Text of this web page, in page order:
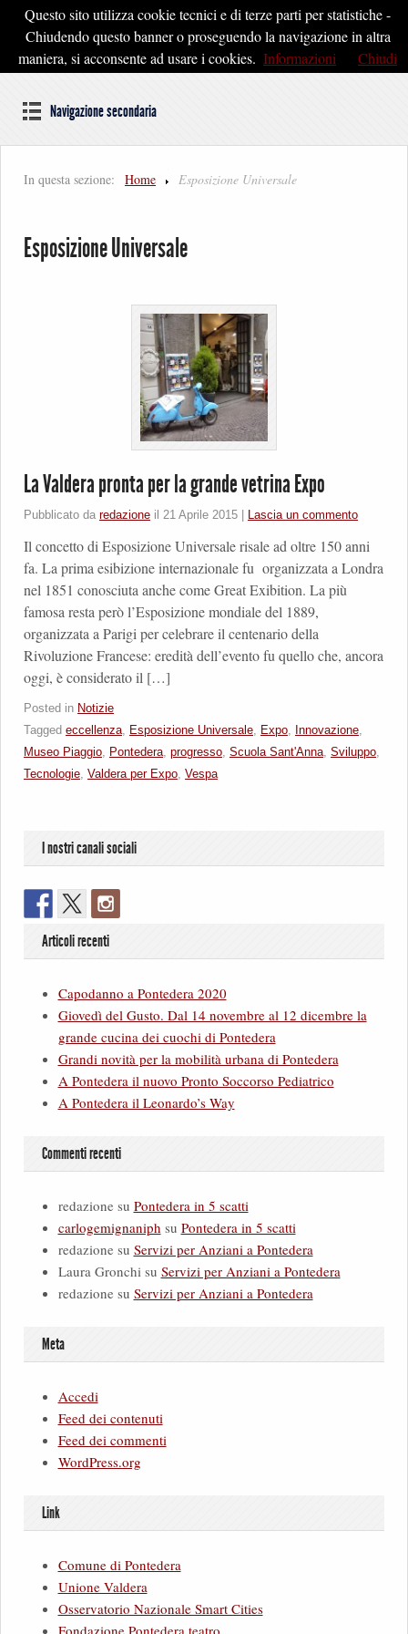
Pontedera2020
Dal cuore della Toscana un'idea di Futuro
Navigazione secondaria
In questa sezione: Home Esposizione Universale
Esposizione Universale
La Valdera pronta per la grande vetrina Expo
Pubblicato da redazione il 21 Aprile 2015 Lascia un commento
Il concetto di Esposizione Universale risale ad oltre 150 anni
fa. La prima esibizione internazionale fu organizzata a Londra
nel 1851 conosciuta anche come Great Exibition. La più
famosa resta però l’Esposizione mondiale del 1889,
organizzata a Parigi per celebrare il centenario della
Rivoluzione Francese: eredità dell’evento fu quello che, ancora
oggi, è considerato il […]
Posted in Notizie
Tagged eccellenza, Esposizione Universale, Expo, Innovazione,
Museo Piaggio, Pontedera, progresso, Scuola Sant'Anna, Sviluppo,
Tecnologie, Valdera per Expo, Vespa
I nostri canali sociali
Articoli recenti
Capodanno a Pontedera 2020
Giovedì del Gusto. Dal 14 novembre al 12 dicembre la
grande cucina dei cuochi di Pontedera
Grandi novità per la mobilità urbana di Pontedera
A Pontedera il nuovo Pronto Soccorso Pediatrico
A Pontedera il Leonardo’s Way
Commenti recenti
redazionesu Pontedera in 5 scatti
carlogemignaniph su Pontedera in 5 scatti
redazionesu Servizi per Anziani a Pontedera
Laura Gronchisu Servizi per Anziani a Pontedera
redazionesu Servizi per Anziani a Pontedera
Meta
Accedi
Feed dei contenuti
Feed dei commenti
WordPress.org
Link
Comune di Pontedera
Unione Valdera
Osservatorio Nazionale Smart Cities
Questo sito utilizza cookie tecnici e di terze parti per statistiche -
Chiudendo questo banner o proseguendo la navigazione in altra
maniera, si acconsente ad usare i cookies. Informazioni Chiudi